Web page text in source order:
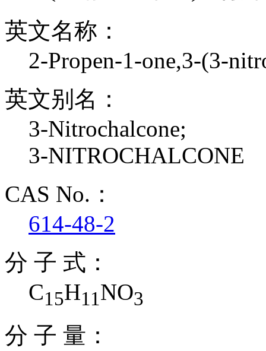
英文名称：
2-Propen-1-one,3-(3-
英文别名：
3-Nitrochalcone;
3-NITROCHALCONE
CAS No.：
614-48-2
分 子 式：
C15H11NO3
分 子 量：